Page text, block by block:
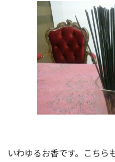
いわゆるお香です。こちら